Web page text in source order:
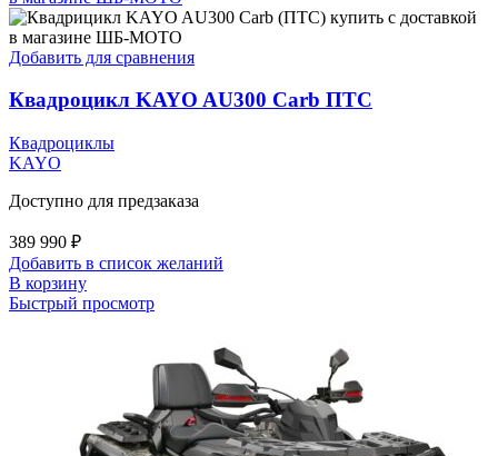
Добавить для сравнения
Квадроцикл KAYO AU300 Carb ПТС
Квадроциклы
KAYO
Доступно для предзаказа
389 990 ₽
Добавить в список желаний
В корзину
Быстрый просмотр